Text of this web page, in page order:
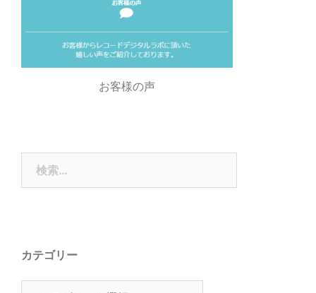
お客様の声
カテゴリー